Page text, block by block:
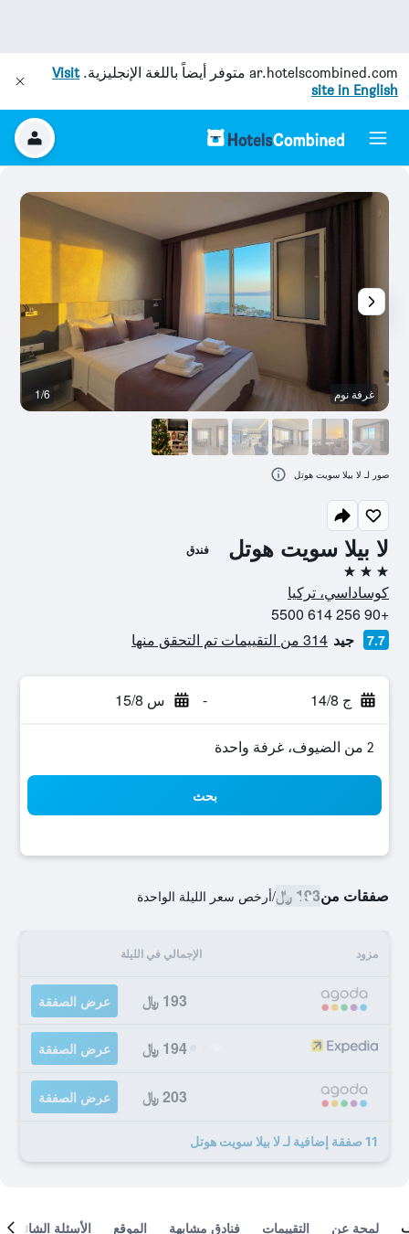
ar.hotelscombined.com متوفر أيضاً باللغة الإنجليزية.Visit
site in English
لا بيلا سويت هوتل فندق
3 نجوم
كوساداسي، تركيا
+90 256 614 5500
7.7 جيد 314 من التقييمات تم التحقق منها
ج 14/8 - س 15/8
2 من الضيوف، غرفة واحدة
بحث
صفقات من193 ﷼ /أرخص سعر الليلة الواحدة
مزود الإجمالي في الليلة
193 ﷼ عرض الصفقة
194 ﷼ عرض الصفقة
203 ﷼ عرض الصفقة
11 صفقة إضافية لـ لا بيلا سويت هوتل
غرفة نوم 1/6
صور لـ لا بيلا سويت هوتل
لمحة عن التقييمات فنادق مشابهة الموقع الأسئلة الشائعة